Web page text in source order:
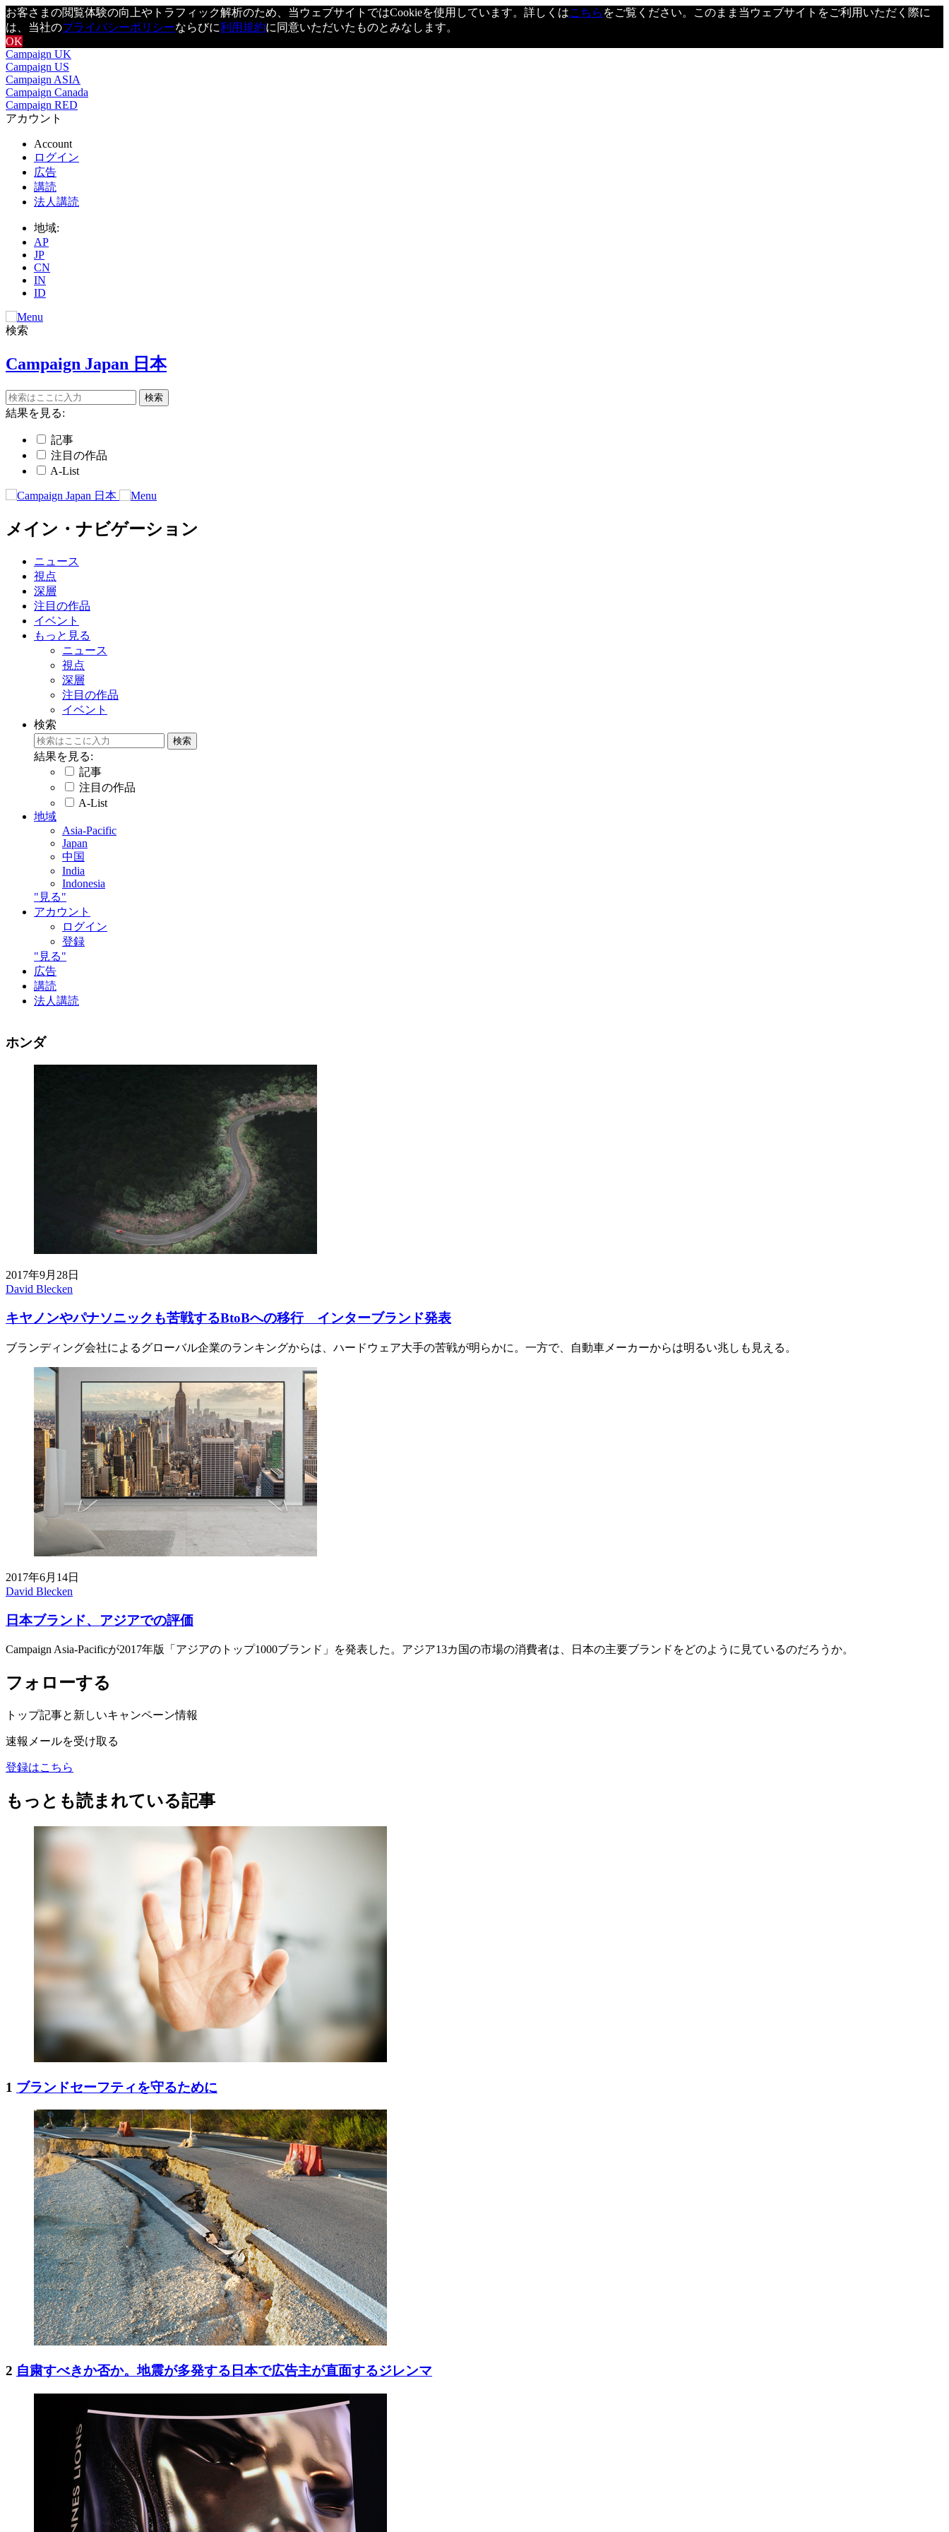
お客さまの閲覧体験の向上やトラフィック解析のため、当ウェブサイトではCookieを使用しています。詳しくはこちら をご覧ください。このまま当ウェブサイトをご利用いただく際に
は、当社のプライバシーポリシーならびに利用規約に同意いただいたものとみなします。
OK
Campaign UK
Campaign US
Campaign ASIA
Campaign Canada
Campaign RED
アカウント
Account
ログイン
広告
講読
法人講読
地域:
AP
JP
CN
IN
ID
検索
Campaign Japan 日本
結果を見る:
記事
注目の作品
A-List
メイン・ナビゲーション
ニュース
視点
深層
注目の作品
イベント
もっと見る
ニュース
視点
深層
注目の作品
イベント
検索
結果を見る:
記事
注目の作品
A-List
地域
Asia-Pacific
Japan
中国
India
Indonesia
"見る"
アカウント
ログイン
登録
"見る"
広告
講読
法人講読
ホンダ
2017年9月28日
David Blecken
キヤノンやパナソニックも苦戦するBtoBへの移行 インターブランド発表
ブランディング会社によるグローバル企業のランキングからは、ハードウェア大手の苦戦が明らかに。一方で、自動車メーカーからは明るい兆しも見える。
2017年6月14日
David Blecken
日本ブランド、アジアでの評価
Campaign Asia-Pacificが2017年版「アジアのトップ1000ブランド」を発表した。アジア13カ国の市場の消費者は、日本の主要ブランドをどのように見ているのだろうか。
フォローする
トップ記事と新しいキャンペーン情報
速報メールを受け取る
登録はこちら
もっとも読まれている記事
1 ブランドセーフティを守るために
2 自粛すべきか否か。地震が多発する日本で広告主が直面するジレンマ